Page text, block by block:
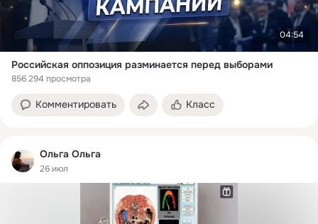
04:54
Российская оппозиция разминается перед выборами
856 294 просмотра
Комментировать Класс
Ольга Ольга
26 июл